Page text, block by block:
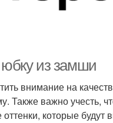
из замши
внимание на
Также важно учесть,
которые будут